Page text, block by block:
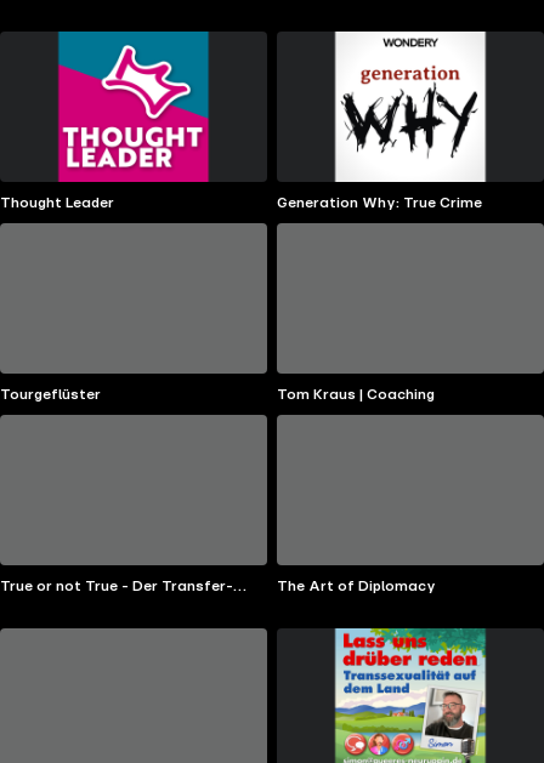
Thought Leader Generation Why: True Crime
Tourgeflüster Tom Kraus | Coaching
True or not True - Der Transfer-
The Art of Diplomacy